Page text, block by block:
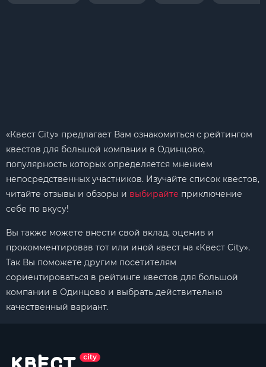
«Квест City» предлагает Вам ознакомиться с рейтингом
квестов для большой компании в Одинцово,
популярность которых определяется мнением
непосредственных участников. Изучайте список квестов,
читайте отзывы и обзоры и выбирайте приключение
себе по вкусу!
Вы также можете внести свой вклад, оценив и
прокомментировав тот или иной квест на «Квест City».
Так Вы поможете другим посетителям
сориентироваться в рейтинге квестов для большой
компании в Одинцово и выбрать действительно
качественный вариант.